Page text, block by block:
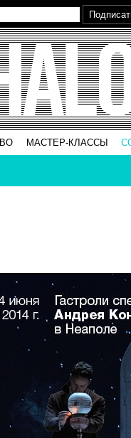
МАСТЕР-КЛАССЫ